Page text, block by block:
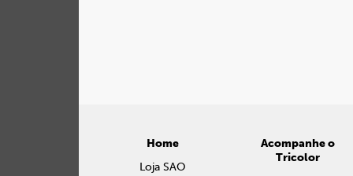
Home
Loja SAO
Acompanhe o
Tricolor